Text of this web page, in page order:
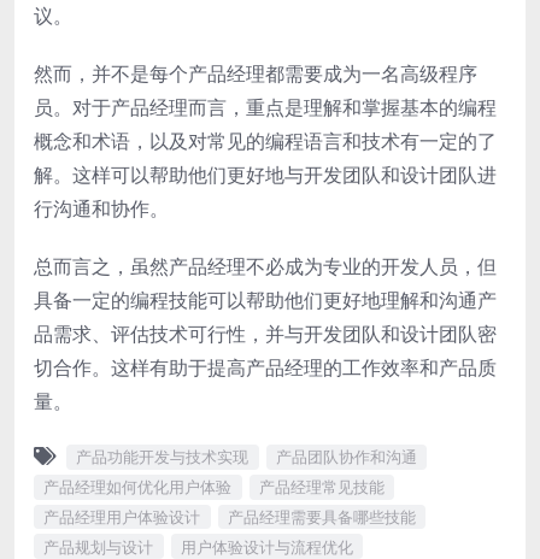
议。
然而，并不是每个产品经理都需要成为一名高级程序
员。对于产品经理而言，重点是理解和掌握基本的编程
概念和术语，以及对常见的编程语言和技术有一定的了
解。这样可以帮助他们更好地与开发团队和设计团队进
行沟通和协作。
总而言之，虽然产品经理不必成为专业的开发人员，但
具备一定的编程技能可以帮助他们更好地理解和沟通产
品需求、评估技术可行性，并与开发团队和设计团队密
切合作。这样有助于提高产品经理的工作效率和产品质
量。
产品功能开发与技术实现
产品团队协作和沟通
产品经理如何优化用户体验
产品经理常见技能
产品经理用户体验设计
产品经理需要具备哪些技能
产品规划与设计
用户体验设计与流程优化